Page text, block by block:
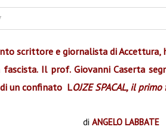
scrittore e giornalista di Accettura,
fascista. Il prof. Giovanni Caserta
un confinato LOJZE SPACAL, il
di ANGELO LABBATE